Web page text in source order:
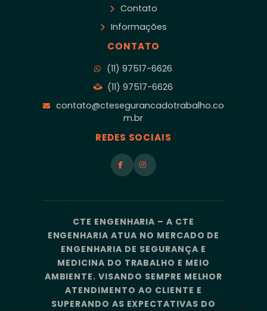
Contato
Informações
CONTATO
(11) 97517-6626
(11) 97517-6626
contato@ctesegurancadotrabalho.co
m.br
REDES SOCIAIS
CTE ENGENHARIA – A CTE
ENGENHARIA ATUA NO MERCADO DE
ENGENHARIA DE SEGURANÇA E
MEDICINA DO TRABALHO E MEIO
AMBIENTE. VISANDO SEMPRE MELHOR
ATENDIMENTO AO CLIENTE E
SUPERANDO AS EXPECTATIVAS DO